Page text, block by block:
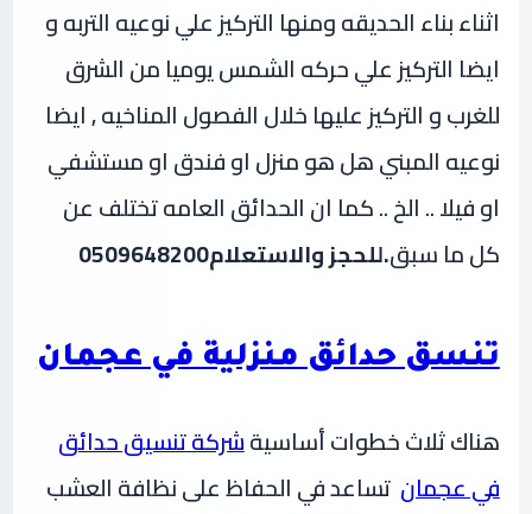
اثناء بناء الحديقه ومنها التركيز علي نوعيه التربه و
ايضا التركيز علي حركه الشمس يوميا من الشرق
للغرب و التركيز عليها خلال الفصول المناخيه , ايضا
نوعيه المبني هل هو منزل او فندق او مستشفي
او فيلا .. الخ .. كما ان الحدائق العامه تختلف عن
كل ما سبق.للحجز والاستعلام0509648200
تنسق حدائق منزلية في عجمان
هناك ثلاث خطوات أساسيةشركة تنسيق حدائق
في عجمان تساعد في الحفاظ على نظافة العشب